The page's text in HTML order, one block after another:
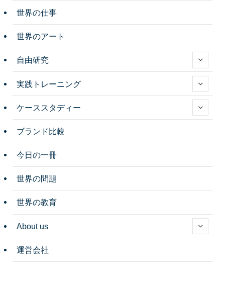
世界の仕事
世界のアート
自由研究
実践トレーニング
ケーススタディー
ブランド比較
今日の一冊
世界の問題
世界の教育
About us
運営会社